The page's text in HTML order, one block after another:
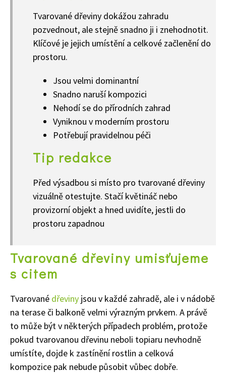
Tvarované dřeviny dokážou zahradu
pozvednout, ale stejně snadno ji i znehodnotit.
Klíčové je jejich umístění a celkové začlenění do
prostoru.
Jsou velmi dominantní
Snadno naruší kompozici
Nehodí se do přírodních zahrad
Vyniknou v moderním prostoru
Potřebují pravidelnou péči
Tip redakce
Před výsadbou si místo pro tvarované dřeviny
vizuálně otestujte. Stačí květináč nebo
provizorní objekt a hned uvidíte, jestli do
prostoru zapadnou
Tvarované dřeviny umisťujeme
s citem
Tvarované dřeviny jsou v každé zahradě, ale i v nádobě
na terase či balkoně velmi výrazným prvkem. A právě
to může být v některých případech problém, protože
pokud tvarovanou dřevinu neboli topiaru nevhodně
umístíte, dojde k zastínění rostlin a celková
kompozice pak nebude působit vůbec dobře.